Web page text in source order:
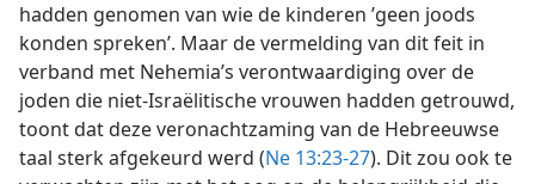
hadden genomen van wie de kinderen ’geen joods
konden spreken’. Maar de vermelding van dit feit in
verband met Nehemia’s verontwaardiging over de
joden die niet-Israëlitische vrouwen hadden getrouwd,
toont dat deze veronachtzaming van de Hebreeuwse
taal sterk afgekeurd werd (Ne 13:23-27). Dit zou ook te